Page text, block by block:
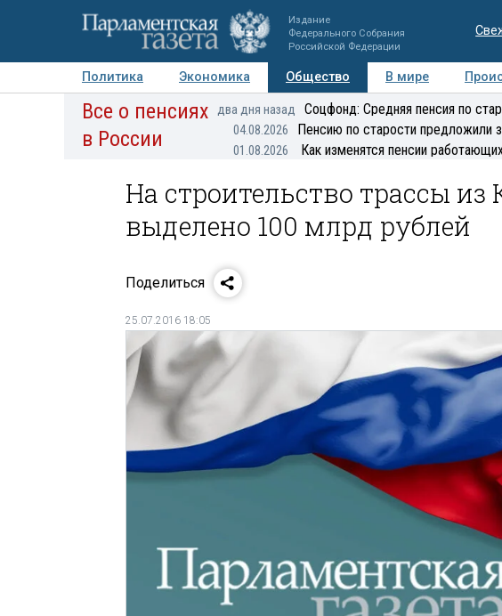
Издание
Федерального Собрания
Российской Федерации
Политика Экономика Общество В мире
Авторы Персоны Мнения Регионы
Все о пенсиях
в России
два дня назад Соцфонд: Средняя пенсия по
04.08.2026 Пенсию по старости предложили
01.08.2026 Как изменятся пенсии
На строительство трассы
выделено 100 млрд рублей
Поделиться
25.07.2016 18:05